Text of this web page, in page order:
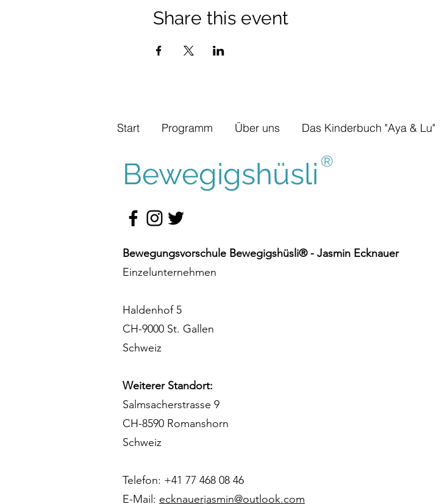
Share this event
Start Programm Über uns Das Kinderbuch "Aya & Lu"
Bewegigshüsli ®
Bewegungsvorschule Bewegigshüsli® - Jasmin Ecknauer
Einzelunternehmen
Haldenhof 5
CH-9000 St. Gallen
Schweiz
Weiterer Standort:
Salmsacherstrasse 9
CH-8590 Romanshorn
Schweiz
Telefon: +41 77 468 08 46
E-Mail: ecknauerjasmin@outlook.com